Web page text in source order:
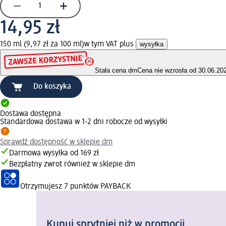
14,95 zł
150 ml (9,97 zł za 100 ml)w tym VAT plus wysyłka
Stała cena dmCena nie wzrosła od
Do koszyka
Dostawa dostępna
Standardowa dostawa w 1-2 dni robocze od wysyłki
Sprawdź dostępność w sklepie dm
Darmowa wysyłka od 169 zł
Bezpłatny zwrot również w sklepie dm
Otrzymujesz 7 punktów PAYBACK